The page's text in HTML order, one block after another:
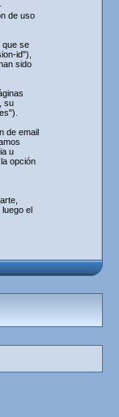
de uso
que se
id"),
sido
su
de email
u
opción
el